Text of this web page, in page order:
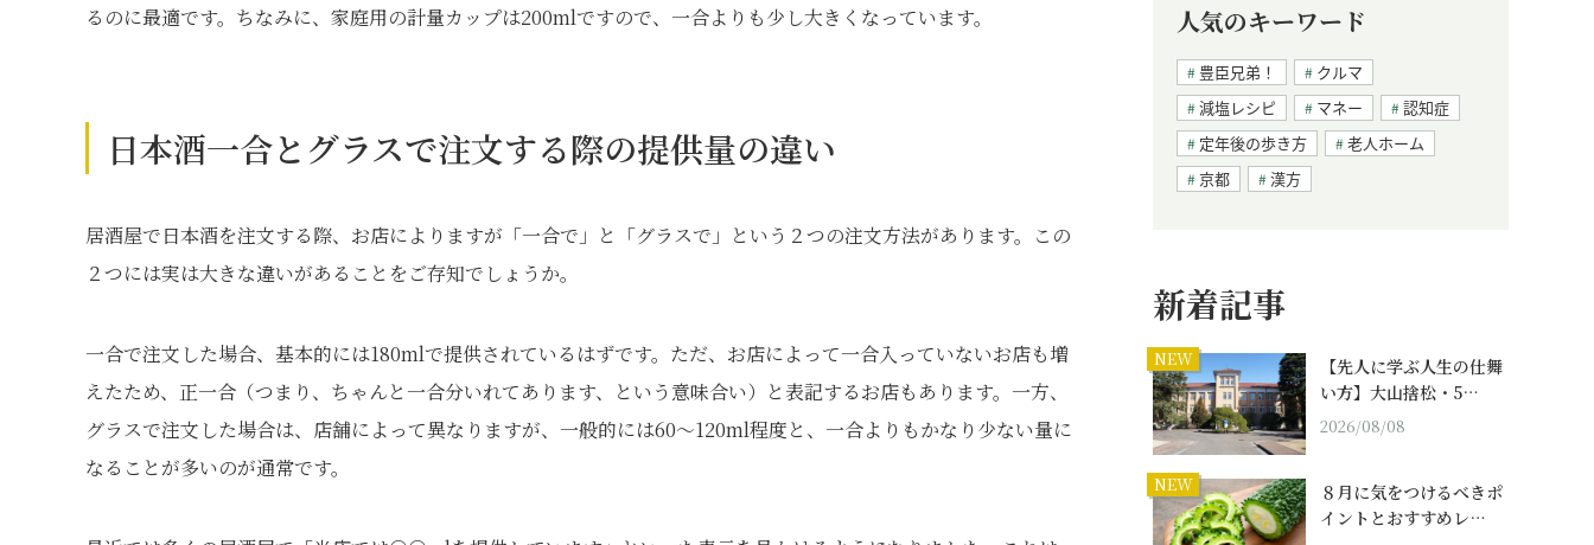
るのに最適です。ちなみに、家庭用の計量カップは200mlですので、一合よりも少し大きくなっています。
日本酒一合とグラスで注文する際の提供量の違い
居酒屋で日本酒を注文する際、お店によりますが「一合で」と「グラスで」という２つの注文方法があります。この
２つには実は大きな違いがあることをご存知でしょうか。
一合で注文した場合、基本的には180mlで提供されているはずです。ただ、お店によって一合入っていないお店も増
えたため、正一合（つまり、ちゃんと一合分いれてあります、という意味合い）と表記するお店もあります。一方、
グラスで注文した場合は、店舗によって異なりますが、一般的には60〜120ml程度と、一合よりもかなり少ない量に
なることが多いのが通常です。
人気のキーワード
豊臣兄弟！
クルマ
減塩レシピ
マネー
認知症
定年後の歩き方
老人ホーム
京都
漢方
新着記事
NEW
【先人に学ぶ人生の仕舞
い方】大山捨松・5…
2026/08/08
NEW
８月に気をつけるべきポ
イントとおすすめレ…